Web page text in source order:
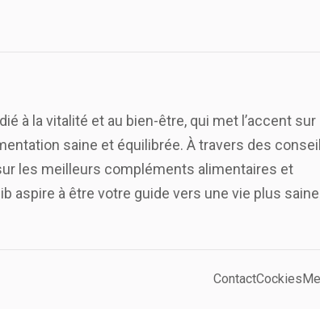
à la vitalité et au bien-être, qui met l’accent sur
saine et équilibrée. À travers des
les meilleurs compléments alimentaires et
aspire à être votre guide vers une vie plus
ContactCockies